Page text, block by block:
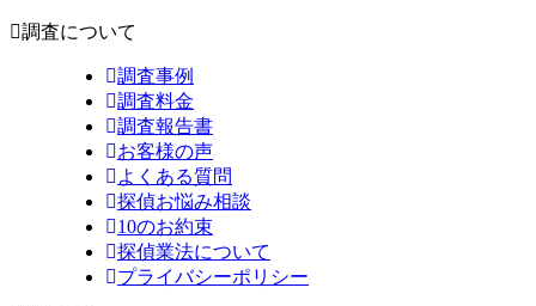
調査について
調査事例
調査料金
調査報告書
お客様の声
よくある質問
探偵お悩み相談
10のお約束
探偵業法について
プライバシーポリシー